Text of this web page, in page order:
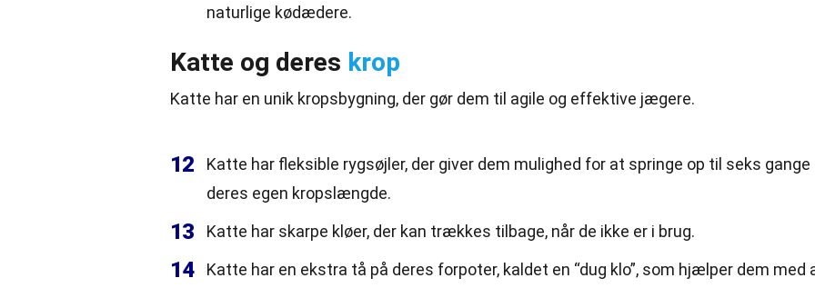
naturlige kødædere.
Katte og deres krop
Katte har en unik kropsbygning, der gør dem til agile og effektive jægere.
12
Katte har fleksible rygsøjler, der giver dem mulighed for at springe op til seks gange
deres egen kropslængde.
13 Katte har skarpe kløer, der kan trækkes tilbage, når de ikke er i brug.
14
Katte har en ekstra tå på deres forpoter, kaldet en “dug klo”, som hjælper dem med